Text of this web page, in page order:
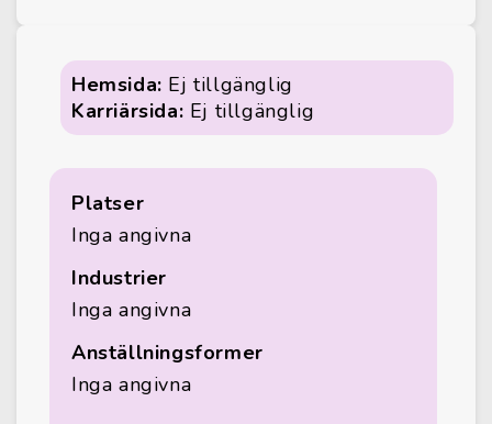
Hemsida: Ej tillgänglig
Karriärsida: Ej tillgänglig
Platser
Inga angivna
Industrier
Inga angivna
Anställningsformer
Inga angivna